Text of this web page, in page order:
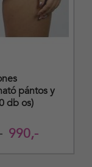
990,-
pántos y
db os)